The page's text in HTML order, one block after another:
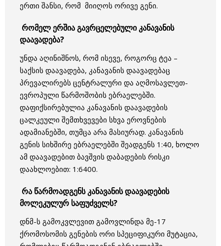
ერთი შანსი, რომ მიიღოს ორივე გენი.
რომელ ერშია გავრცელებული კანავანის
დაავადება?
უნდა აღინიშნოს, რომ ისევე, როგორც ტეა –
საქსის დაავადება, კანავანის დაავადებაც
პრევალირებს ცენტრალური და აღმოსავლეთ-
ევროპული წარმოშობის ებრაელებში.
დაფიქსირებულია კანავანის დაავადების
ცალკეული შემთხვევები სხვა ეროვნების
ადამიანებში, თუმცა არა მასიურად. კანავანის
გენის სიხშირე ებრაელებში შეადგენს 1:40, ხოლო
ამ დაავადებით ბავშვის დაბადების რისკი
დაახლოებით: 1:6400.
რა წარმოადგენს კანავანის დაავადების
მოლეკულურ საფუძველს?
დნმ-ს გამოკვლევით გამოვლინდა მე-17
ქრომოსომის გენების ორი სპეციფიკური მუტაცია,